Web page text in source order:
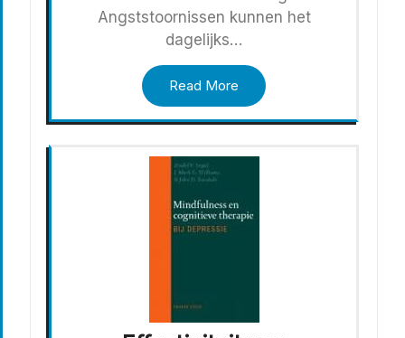
Angststoornissen kunnen het
dagelijks…
Read More